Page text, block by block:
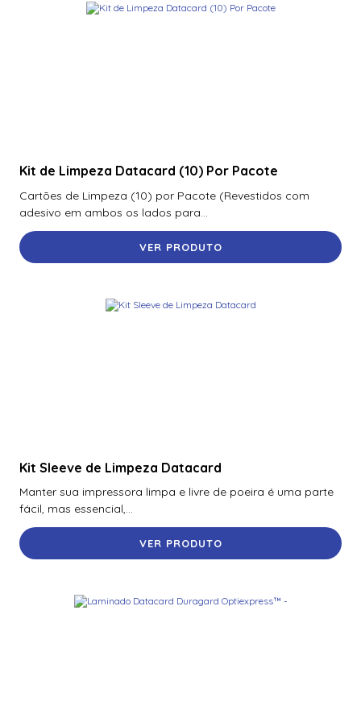
Kit de Limpeza Datacard (10) Por Pacote
Cartões de Limpeza (10) por Pacote (Revestidos com
adesivo em ambos os lados para...
VER PRODUTO
Kit Sleeve de Limpeza Datacard
Manter sua impressora limpa e livre de poeira é uma parte
fácil, mas essencial,...
VER PRODUTO